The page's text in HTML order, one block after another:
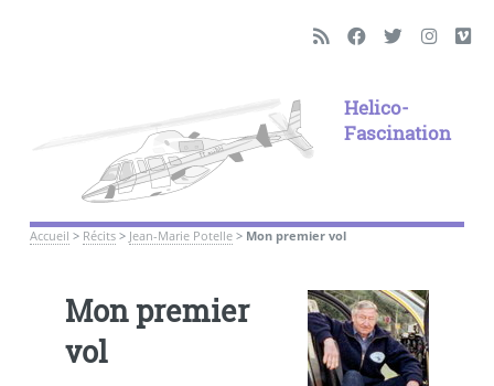
Helico-
Fascination
Accueil > Récits> Jean-Marie Potelle> Mon premier vol
Mon premier
vol